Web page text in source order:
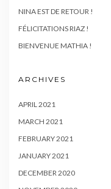
NINA EST DE RETOUR !
FÉLICITATIONS RIAZ !
BIENVENUE MATHIA !
ARCHIVES
APRIL 2021
MARCH 2021
FEBRUARY 2021
JANUARY 2021
DECEMBER 2020